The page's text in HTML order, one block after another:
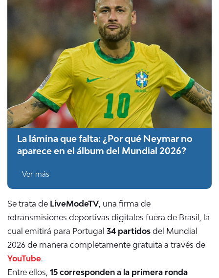
La lámina que falta: ¿Por qué Neymar no
aparece en el álbum del Mundial 2026?
Ver más
Se trata de LiveModeTV, una firma de
retransmisiones deportivas digitales fuera de Brasil, la
cual emitirá para Portugal 34 partidos del Mundial
2026 de manera completamente gratuita a través de
YouTube.
Entre ellos, 15 corresponden a la primera ronda